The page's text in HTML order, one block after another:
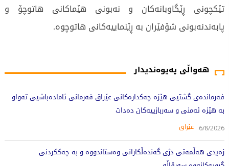
هەواڵی پەیوەندیدار
فەرماندەی گشتیی هێزە چەکدارەکانی عێراق فەرمانی ئامادەباشیی تەواو
بە هێزە ئەمنی و سەربازییەکان دەدات
6/8/2026 عێراق
زەیدی هەڵمەتی دژی گەندەڵکارانی وەستاندووە و بە چەککردنی
تێکچونی ڕێگاوبانەکان و نەبونی هێماکانی هاتوچۆ و
پابەندنەبونی شۆفێران بە ڕێنماییەکانی هاتوچوە.